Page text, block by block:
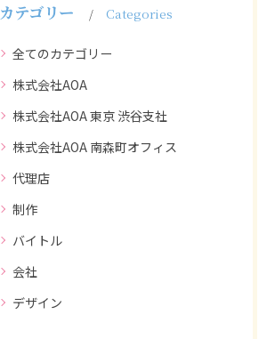
カテゴリー Categories
全てのカテゴリー
株式会社AOA
株式会社AOA 東京 渋谷支社
株式会社AOA 南森町オフィス
代理店
制作
バイトル
会社
デザイン